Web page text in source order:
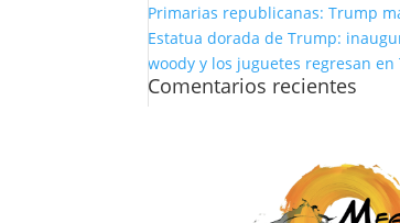
Primarias republicanas: Trump
Estatua dorada de Trump:
woody y los juguetes regresan en
Comentarios recientes